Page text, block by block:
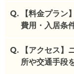
ニチイケアセン
を確認できま
ニチイケアセ
・施設スタッフ
支援し寄り添っ
Q.
【料金プラン
費用・入居条
ニチイケアセ
次のとおりで
Q.
【アクセス】
所や交通手段